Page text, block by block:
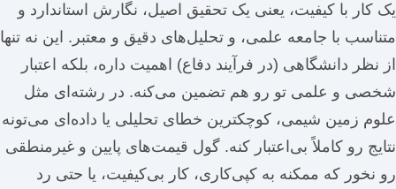
یک کار با کیفیت، یعنی یک تحقیق اصیل، نگارش استاندارد و
متناسب با جامعه علمی، و تحلیل‌های دقیق و معتبر. این نه تنها
از نظر دانشگاهی (در فرآیند دفاع) اهمیت داره، بلکه اعتبار
شخصی و علمی تو رو هم تضمین می‌کنه. در رشته‌ای مثل
علوم زمین شیمی، کوچکترین خطای تحلیلی یا داده‌ای می‌تونه
نتایج رو کاملاً بی‌اعتبار کنه. گول قیمت‌های پایین و غیرمنطقی
رو نخور که ممکنه به کپی‌کاری، کار بی‌کیفیت، یا حتی رد